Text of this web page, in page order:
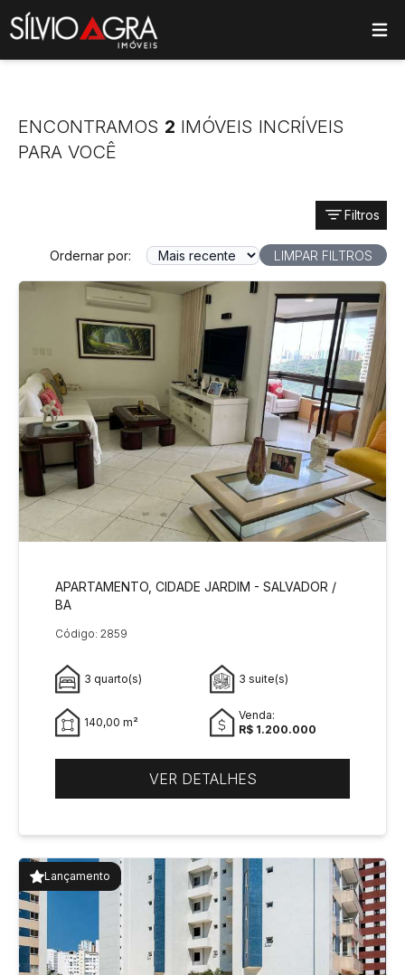
main menu
ENCONTRAMOS 2 IMÓVEIS INCRÍVEIS
PARA VOCÊ
Filtros
Ordernar por: LIMPAR FILTROS
APARTAMENTO, CIDADE JARDIM - SALVADOR /
BA
Código: 2859
3 quarto(s) 3 suite(s)
140,00 m²
Venda:
R$ 1.200.000
VER DETALHES
Lançamento